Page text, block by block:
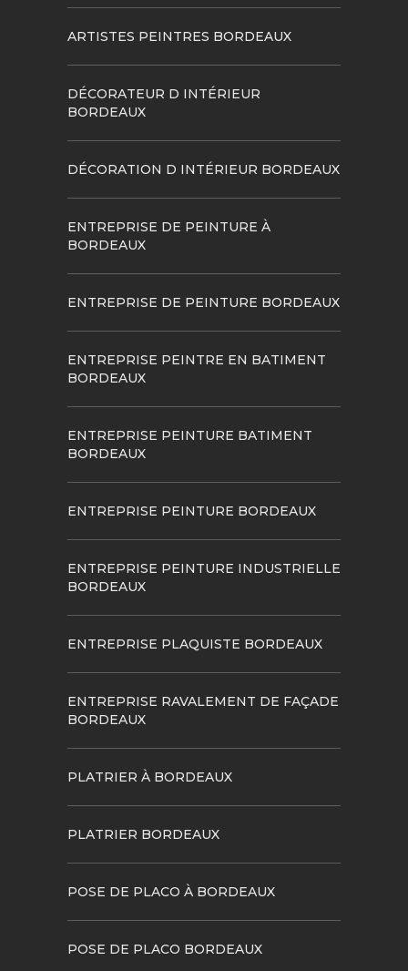
ARTISTES PEINTRES BORDEAUX
DÉCORATEUR D INTÉRIEUR
BORDEAUX
DÉCORATION D INTÉRIEUR BORDEAUX
ENTREPRISE DE PEINTURE À
BORDEAUX
ENTREPRISE DE PEINTURE BORDEAUX
ENTREPRISE PEINTRE EN BATIMENT
BORDEAUX
ENTREPRISE PEINTURE BATIMENT
BORDEAUX
ENTREPRISE PEINTURE BORDEAUX
ENTREPRISE PEINTURE INDUSTRIELLE
BORDEAUX
ENTREPRISE PLAQUISTE BORDEAUX
ENTREPRISE RAVALEMENT DE FAÇADE
BORDEAUX
PLATRIER À BORDEAUX
PLATRIER BORDEAUX
POSE DE PLACO À BORDEAUX
POSE DE PLACO BORDEAUX